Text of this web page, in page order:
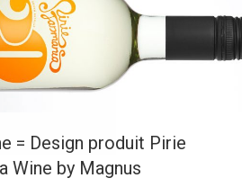
= Design produit Pirie
Wine by Magnus